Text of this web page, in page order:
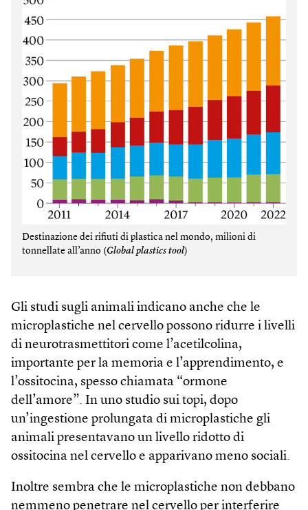
Destinazione dei rifiuti di plastica nel mondo, milioni di
tonnellate all’anno (Global plastics tool)
Gli studi sugli animali indicano anche che le
microplastiche nel cervello possono ridurre i livelli
di neurotrasmettitori come l’acetilcolina,
importante per la memoria e l’apprendimento, e
l’ossitocina, spesso chiamata “ormone
dell’amore”. In uno studio sui topi, dopo
un’ingestione prolungata di microplastiche gli
animali presentavano un livello ridotto di
ossitocina nel cervello e apparivano meno sociali.
Inoltre sembra che le microplastiche non debbano
nemmeno penetrare nel cervello per interferire